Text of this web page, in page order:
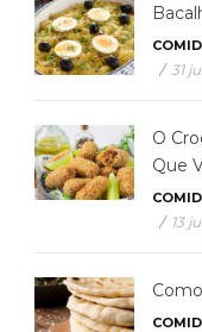
/ 31
O
Que
/ 13